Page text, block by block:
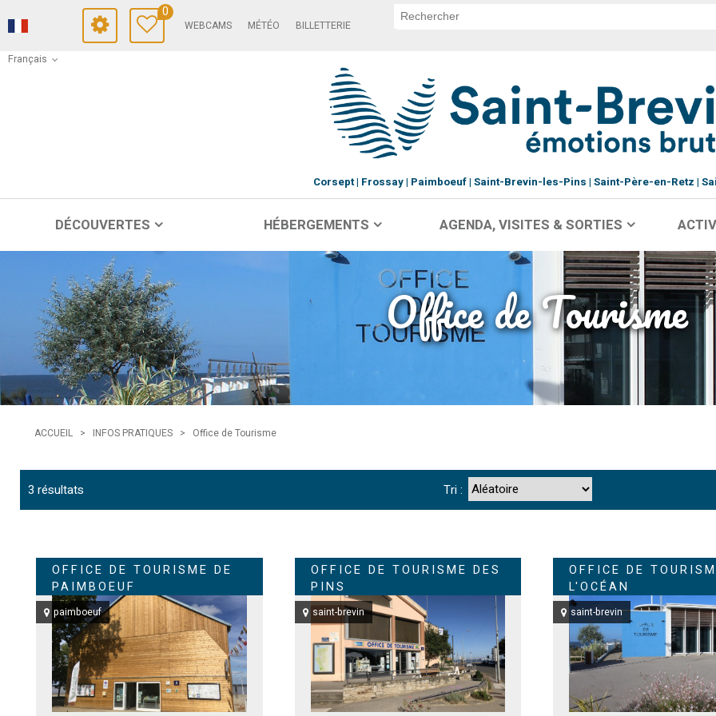
Français
0
WEBCAMS MÉTÉO BILLETTERIE
Corsept Frossay Paimboeuf Saint-Brevin-les-Pins Saint-Père-en-Retz
DÉCOUVERTES HÉBERGEMENTS AGENDA, VISITES & SORTIES
ACCUEIL > INFOS PRATIQUES > Office de Tourisme
Office de Tourisme
3 résultats Tri :
OFFICE DE TOURISME DE
PAIMBOEUF
paimboeuf
OFFICE DE TOURISME DES
PINS
saint-brevin
OFFICE DE
L'OCÉAN
saint-brevin